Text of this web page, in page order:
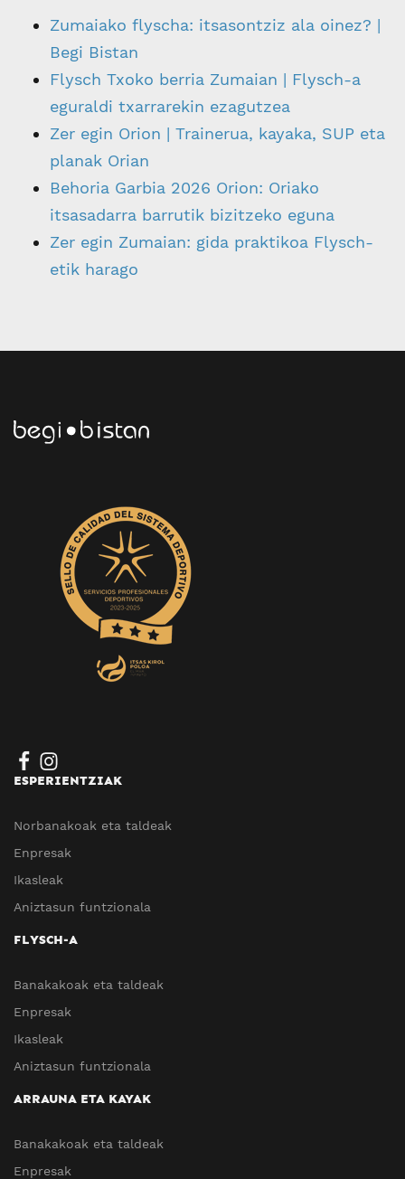
Zumaiako flyscha: itsasontziz ala oinez? |
Begi Bistan
Flysch Txoko berria Zumaian | Flysch-a
eguraldi txarrarekin ezagutzea
Zer egin Orion | Trainerua, kayaka, SUP eta
planak Orian
Behoria Garbia 2026 Orion: Oriako
itsasadarra barrutik bizitzeko eguna
Zer egin Zumaian: gida praktikoa Flysch-
etik harago
ESPERIENTZIAK
Norbanakoak eta taldeak
Enpresak
Ikasleak
Aniztasun funtzionala
FLYSCH-A
Banakakoak eta taldeak
Enpresak
Ikasleak
Aniztasun funtzionala
ARRAUNA ETA KAYAK
Banakakoak eta taldeak
Enpresak